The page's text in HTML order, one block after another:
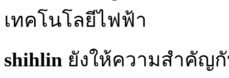
เทคโนโลยีไฟฟ้า
shihlin ยังให้ความสำคัญ